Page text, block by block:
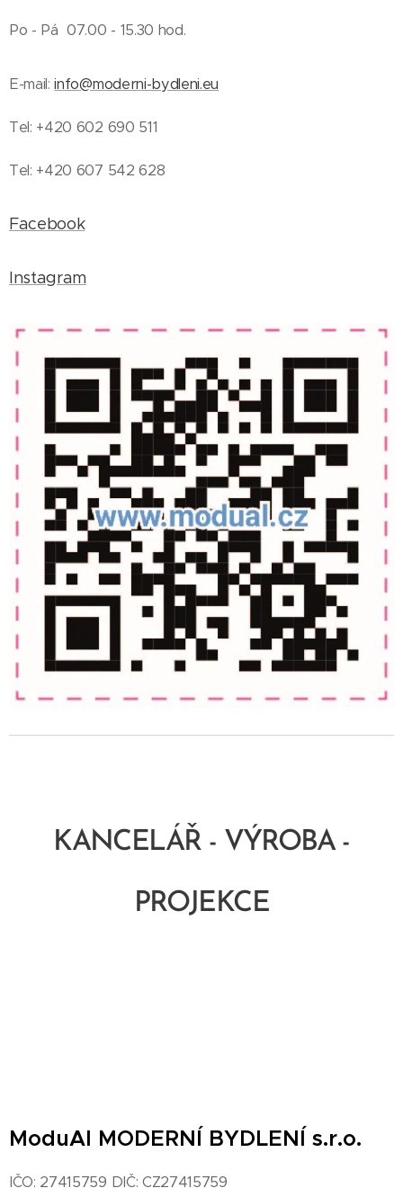
Po - Pá 07.00 - 15.30 hod.
E-mail:info@moderni-bydleni.eu
Tel: +420 602 690 511
Tel: +420 607 542 628
Facebook
Instagram
KANCELÁŘ - VÝROBA -
PROJEKCE
ModuAl MODERNÍ BYDLENÍ s.r.o.
IČO: 27415759 DIČ: CZ27415759